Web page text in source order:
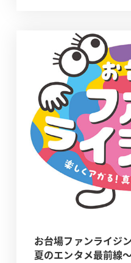
お台場ファンライジ
夏のエンタメ最前線